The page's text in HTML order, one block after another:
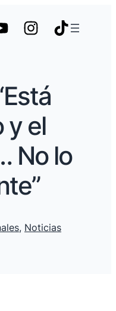
y el
No lo
, Noticias